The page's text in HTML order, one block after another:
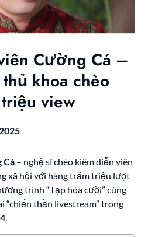
Cường Cá –
khoa chèo
view
Cá – nghệ sĩ chèo kiêm diễn viên
xã hội với hàng trăm triệu lượt
trình “Tạp hóa cười” cùng
“chiến thần livestream” trong
.